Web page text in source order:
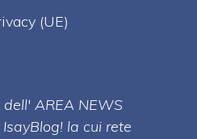
(UE)
AREA NEWS
la cui rete